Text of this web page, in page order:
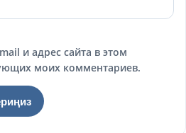
и адрес сайта в этом
моих комментариев.